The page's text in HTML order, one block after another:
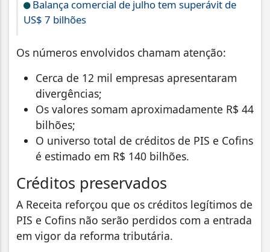
Balança comercial de julho tem superávit de
US$ 7 bilhões
Os números envolvidos chamam atenção:
Cerca de 12 mil empresas apresentaram
divergências;
Os valores somam aproximadamente R$ 44
bilhões;
O universo total de créditos de PIS e Cofins
é estimado em R$ 140 bilhões.
Créditos preservados
A Receita reforçou que os créditos legítimos de
PIS e Cofins não serão perdidos com a entrada
em vigor da reforma tributária.